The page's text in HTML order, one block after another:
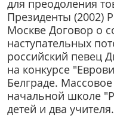
для преодоления
Президенты (2002)
Москве Договор о
наступательных
российский певец
на конкурсе
Белграде.
начальной школе
детей и два учителя.